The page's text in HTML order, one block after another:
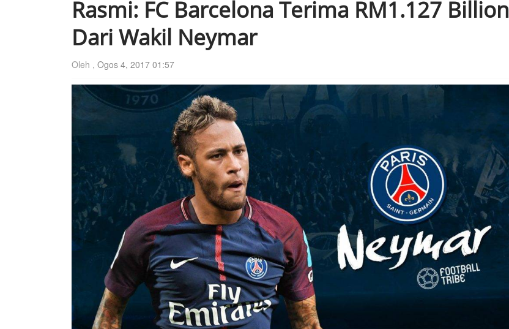
Rasmi: FC Barcelona Terima RM1.127 Billion
Dari Wakil Neymar
Oleh , Ogos 4, 2017 01:57